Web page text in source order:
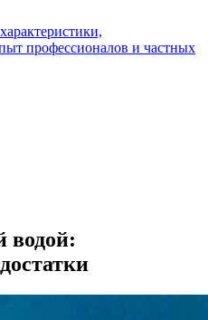
профессионалов и частных
водой: